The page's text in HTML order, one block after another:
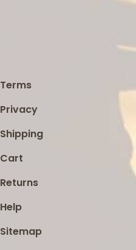
Terms
Privacy
Shipping
Cart
Returns
Help
Sitemap